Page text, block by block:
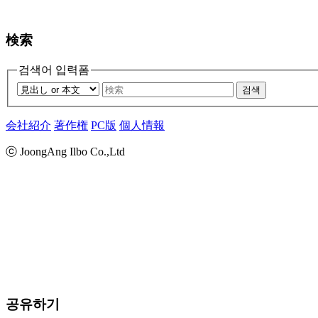
検索
검색어 입력폼
검색
会社紹介 著作権 PC版 個人情報
ⓒ JoongAng Ilbo Co.,Ltd
공유하기